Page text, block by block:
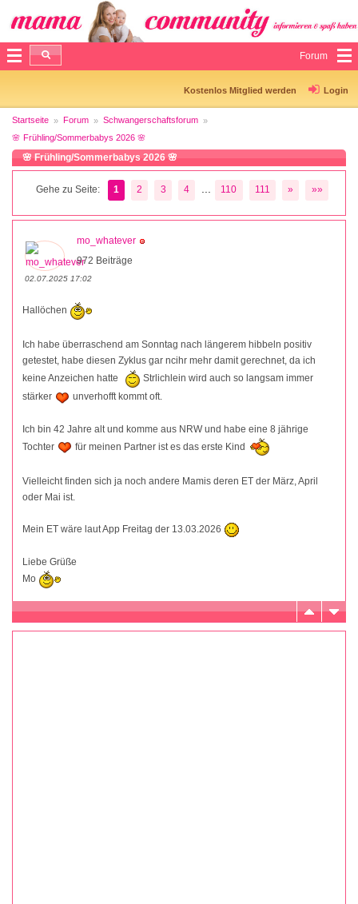
Forum
Kostenlos Mitglied werden Login
Startseite Forum
Schwangerschaftsforum
🌸 Frühling/Sommerbabys 2026 🌸
🌸 Frühling/Sommerbabys 2026 🌸
Gehe zu Seite: 1 2 3 4 110 111 » »»
mo_whatever
972 Beiträge
02.07.2025 17:02
Hallöchen
Ich habe überraschend am Sonntag nach längerem hibbeln positiv
getestet, habe diesen Zyklus gar ncihr mehr damit gerechnet, da ich
keine Anzeichen hatte
Strlichlein wird auch so langsam immer
stärker
unverhofft kommt oft.
Ich bin 42 Jahre alt und komme aus NRW und habe eine 8 jährige
Tochter
für meinen Partner ist es das erste Kind
Vielleicht finden sich ja noch andere Mamis deren ET der März, April
oder Mai ist.
Mein ET wäre laut App Freitag der 13.03.2026
Liebe Grüße
Mo